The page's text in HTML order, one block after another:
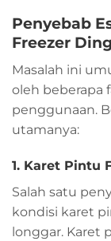
Penyebab
Freezer
Masalah ini
oleh beberapa
penggunaan.
utamanya:
1. Karet Pintu
Salah satu
kondisi karet
longgar. Karet